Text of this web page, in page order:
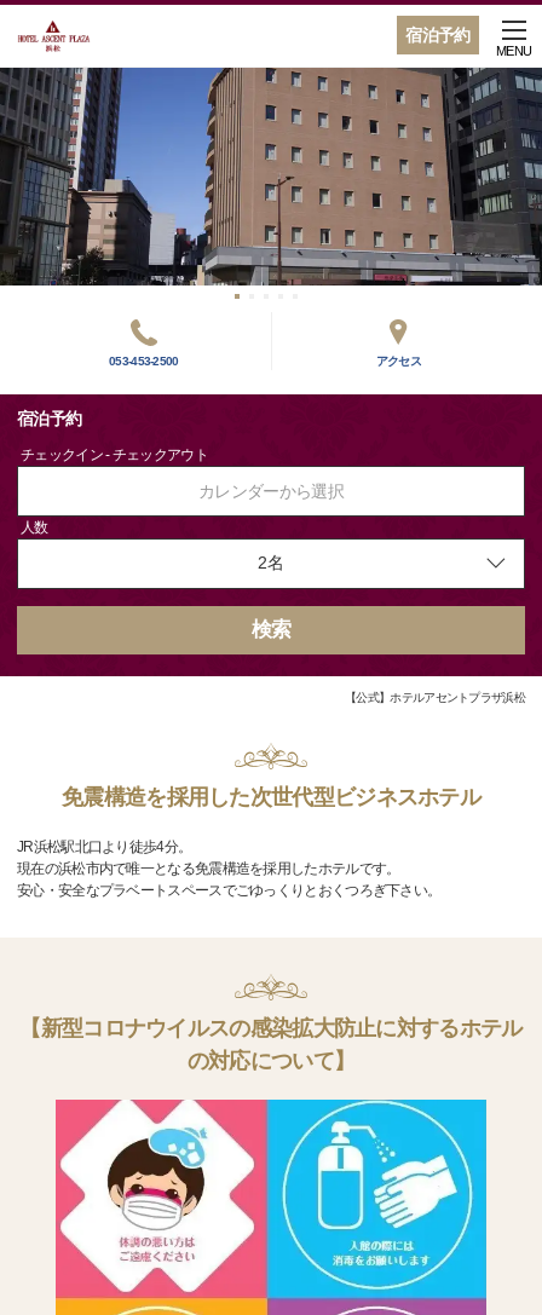
宿泊予約
MENU
053-453-2500 アクセス
宿泊予約
チェックイン - チェックアウト
カレンダーから選択
人数
検索
【公式】ホテルアセントプラザ浜松
免震構造を採用した次世代型ビジネスホテル
JR浜松駅北口より徒歩4分。
現在の浜松市内で唯一となる免震構造を採用したホテルです。
安心・安全なプラベートスペースでごゆっくりとおくつろぎ下さい。
【新型コロナウイルスの感染拡大防止に対するホテル
の対応について】